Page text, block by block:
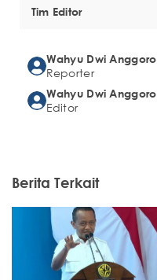
Tim Editor
Wahyu Dwi Anggoro
Reporter
Wahyu Dwi Anggoro
Editor
Berita Terkait